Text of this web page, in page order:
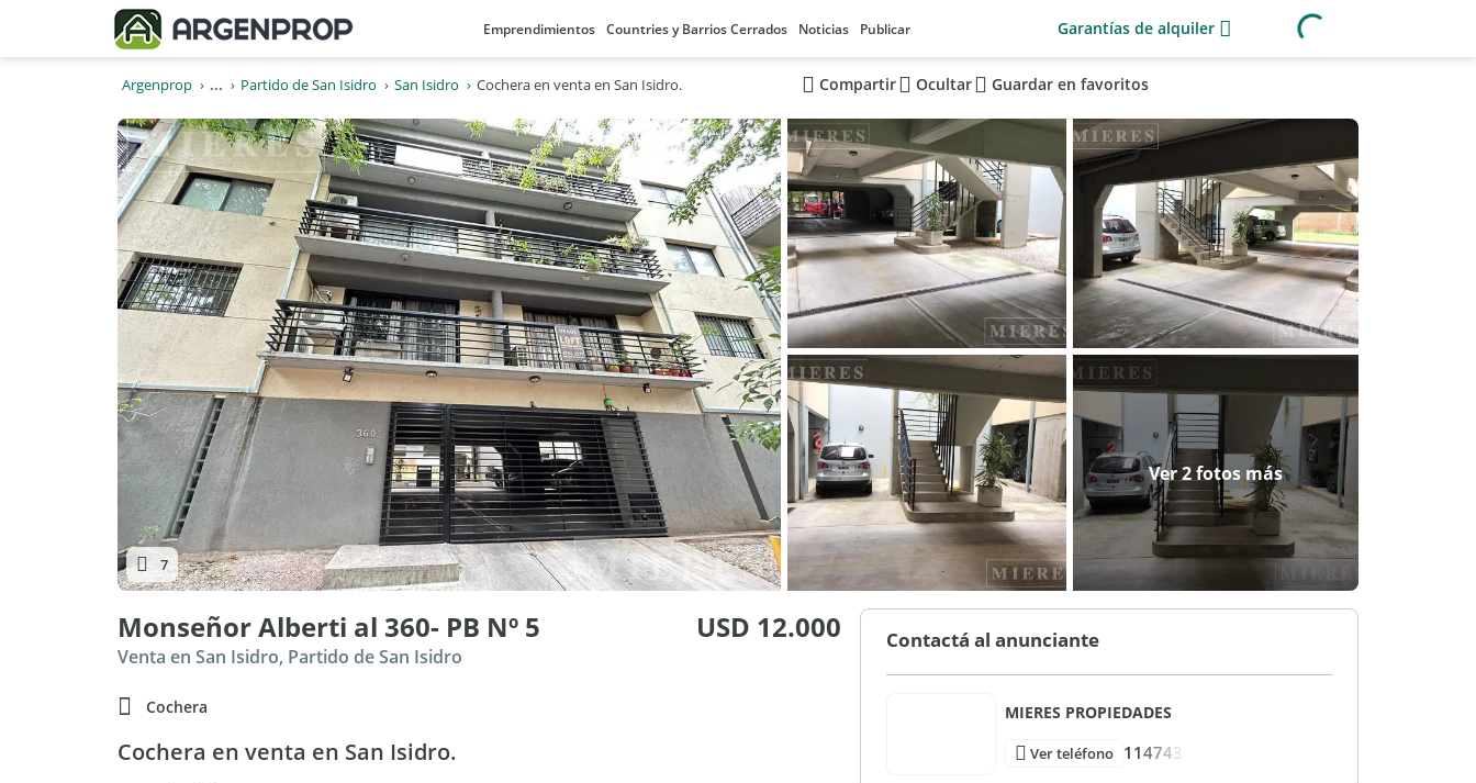
Emprendimientos Countries y Barrios Cerrados Noticias Publicar Garantías de alquiler
Argenprop ... Partido de San Isidro San Isidro Cochera en venta en San Isidro. Compartir Ocultar Guardar en favoritos
Ver 2 fotos más
7
Monseñor Alberti al 360- PB Nº 5 USD 12.000
Venta en San Isidro, Partido de San Isidro
Cochera
Cochera en venta en San Isidro.
Contactá al anunciante
MIERES PROPIEDADES
Ver teléfono 114743-